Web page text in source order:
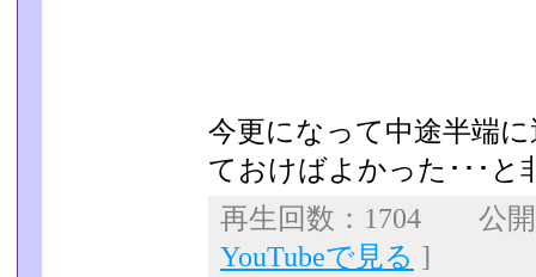
今更になって中途半端
ておけばよかった･･･と
再生回数：1704 公
YouTubeで見る ]